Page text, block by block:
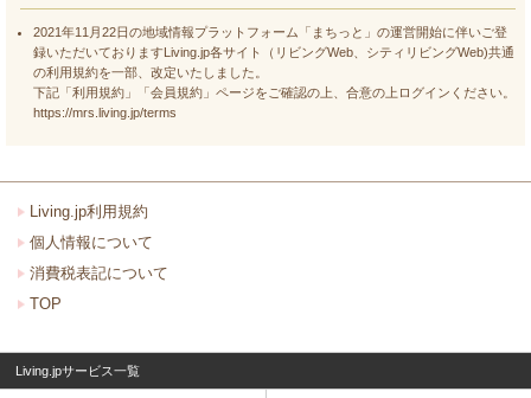
2021年11月22日の地域情報プラットフォーム「まちっと」の運営開始に伴いご登
録いただいておりますLiving.jp各サイト（リビングWeb、シティリビングWeb)共通
の利用規約を一部、改定いたしました。
下記「利用規約」「会員規約」ページをご確認の上、合意の上ログインください。
https://mrs.living.jp/terms
Living.jp利用規約
個人情報について
消費税表記について
TOP
Living.jpサービス一覧